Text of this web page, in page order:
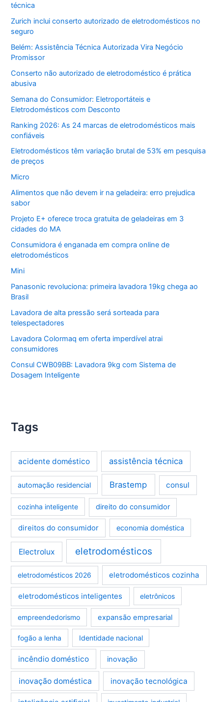
técnica
Zurich inclui conserto autorizado de eletrodomésticos no
seguro
Belém: Assistência Técnica Autorizada Vira Negócio
Promissor
Conserto não autorizado de eletrodoméstico é prática
abusiva
Semana do Consumidor: Eletroportáteis e
Eletrodomésticos com Desconto
Ranking 2026: As 24 marcas de eletrodomésticos mais
confiáveis
Eletrodomésticos têm variação brutal de 53% em pesquisa
de preços
Micro
Alimentos que não devem ir na geladeira: erro prejudica
sabor
Projeto E+ oferece troca gratuita de geladeiras em 3
cidades do MA
Consumidora é enganada em compra online de
eletrodomésticos
Mini
Panasonic revoluciona: primeira lavadora 19kg chega ao
Brasil
Lavadora de alta pressão será sorteada para
telespectadores
Lavadora Colormaq em oferta imperdível atrai
consumidores
Consul CWB09BB: Lavadora 9kg com Sistema de
Dosagem Inteligente
Tags
acidente doméstico assistência técnica
automação residencial Brastemp consul
cozinha inteligente direito do consumidor
direitos do consumidor economia doméstica
Electrolux eletrodomésticos
eletrodomésticos 2026 eletrodomésticos cozinha
eletrodomésticos inteligentes eletrônicos
empreendedorismo expansão empresarial
fogão a lenha Identidade nacional
incêndio doméstico inovação
inovação doméstica inovação tecnológica